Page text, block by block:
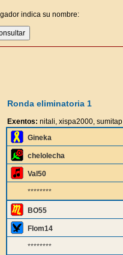
indica su nombre:
Ronda eliminatoria 1
Exentos: nitali, xispa2000, sumitap
Gineka
chelolecha
Val50
********
BO55
Flom14
********